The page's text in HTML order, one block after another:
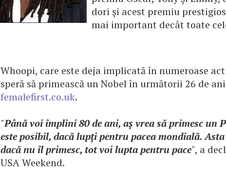
dori şi acest premiu
mai important decât toate
Whoopi, care este deja implicată în numeroase
speră să primească un Nobel în următorii 26 de
femalefirst.co.uk.
"Până voi împlini 80 de ani, aş vrea să primesc un
este posibil, dacă lupţi pentru pacea mondială.
dacă nu îl primesc, tot voi lupta pentru pace", a
USA Weekend.